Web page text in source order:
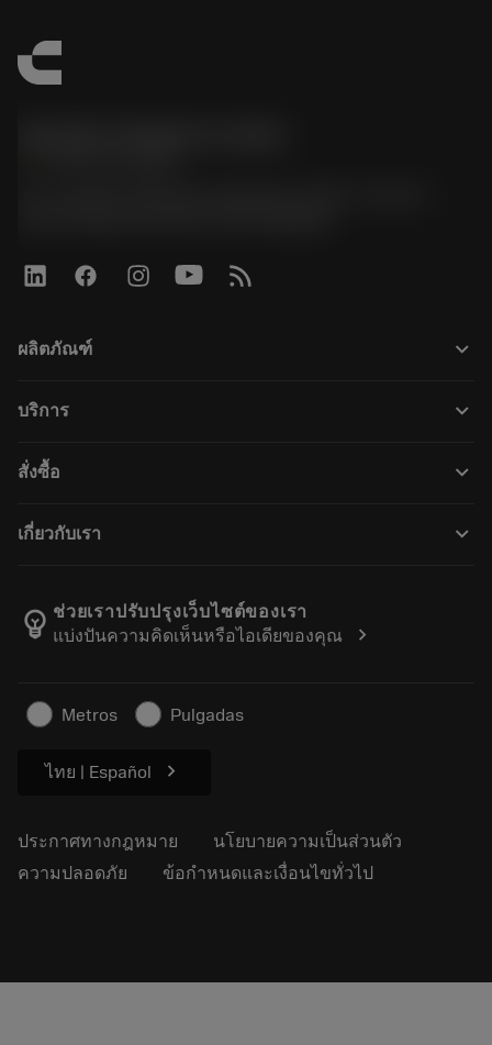
ผลิตภัณฑ์ keyboard_arrow_down
CoroPlus® Tool Guide
Tool Assembly
แคตตาล็อก
บริการ keyboard_arrow_down
การฟื้นฟูสภาพเครื่องมือ
ความรู้
Tool ID
สั่งซื้อ keyboard_arrow_down
สั่ง ซื้อ
ติดตามคําสั่งซื้อของคุณ
คำ ถาม
เกี่ยวกับเรา keyboard_arrow_down
เกี่ยวกับแซนด์วิคโคโรม้อนท์
ค้นหาเรา
ข้อมูลความปลอดภัยในการทำงาน
ความยั่งยืน
emoji_objects ช่วยเราปรับปรุงเว็บไซต์ของเรา
แบ่งปันความคิดเห็นหรือไอเดียของคุณ
chevron_right
Metros Pulgadas
ไทย | Español chevron_right
ประกาศทางกฎหมาย
นโยบายความเป็นส่วนตัว
ความปลอดภัย
ข้อกำหนดและเงื่อนไขทั่วไป